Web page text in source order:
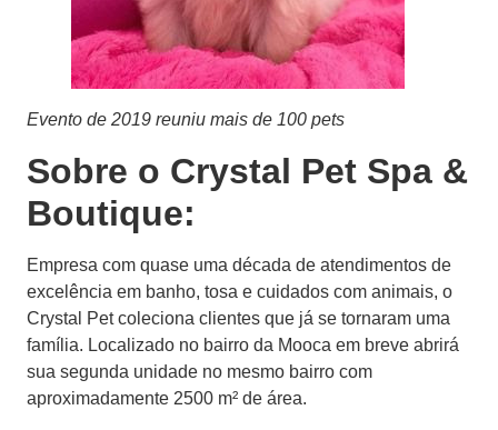
Evento de 2019 reuniu mais de 100 pets
Sobre o Crystal Pet Spa &
Boutique:
Empresa com quase uma década de atendimentos de
excelência em banho, tosa e cuidados com animais, o
Crystal Pet coleciona clientes que já se tornaram uma
família. Localizado no bairro da Mooca em breve abrirá
sua segunda unidade no mesmo bairro com
aproximadamente 2500 m² de área.